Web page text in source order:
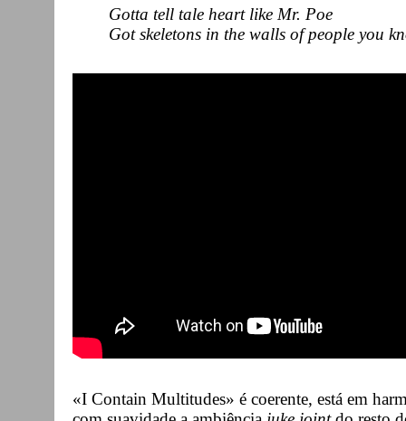
Gotta tell tale heart like Mr. Poe
Got skeletons in the walls of people you
«I Contain Multitudes» é coerente, está em